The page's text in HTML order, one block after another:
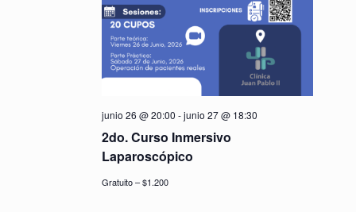
2do. Curso Inmersivo
Laparoscópico
junio 26 @ 20:00 -junio 27 @ 18:30
Gratuito – $1.200